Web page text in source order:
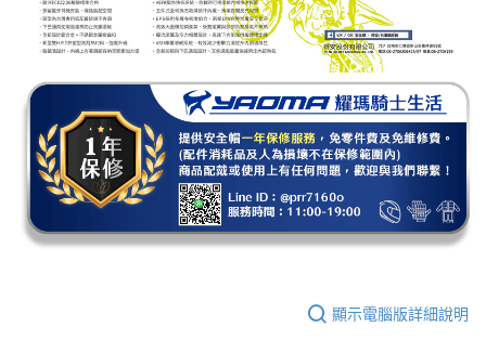
顯示電腦版詳細說明